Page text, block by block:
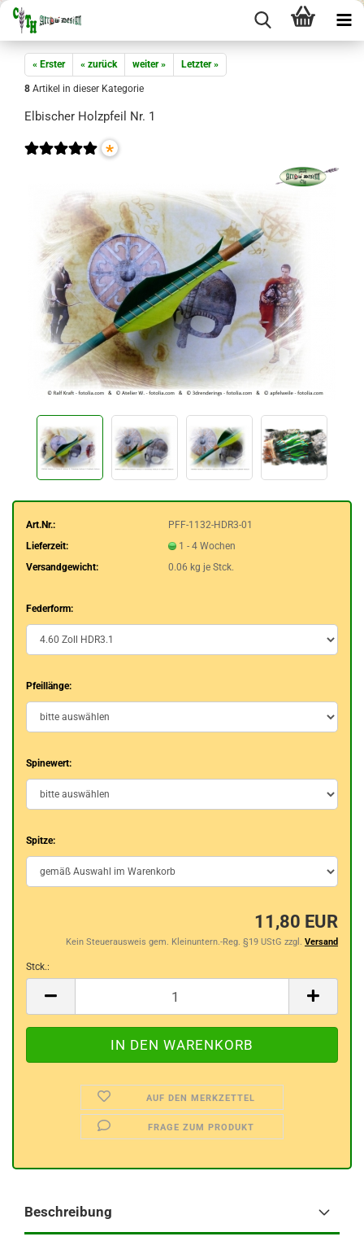
« Erster « zurück weiter » Letzter »
8 Artikel in dieser Kategorie
Elbischer Holzpfeil Nr. 1
*
Art.Nr.:
PFF-1132-HDR3-01
Lieferzeit:
1 - 4 Wochen
Versandgewicht:
0.06 kg je Stck.
Federform:
Pfeillänge:
Spinewert:
Spitze:
11,80 EUR
Kein Steuerausweis gem. Kleinuntern.-Reg. §19 UStG zzgl. Versand
Stck.:
AUF DEN MERKZETTEL
FRAGE ZUM PRODUKT
Beschreibung